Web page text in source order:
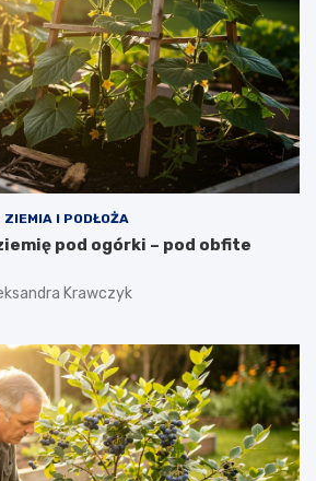
ZIEMIA I PODŁOŻA
pod ogórki – pod obfite
Krawczyk